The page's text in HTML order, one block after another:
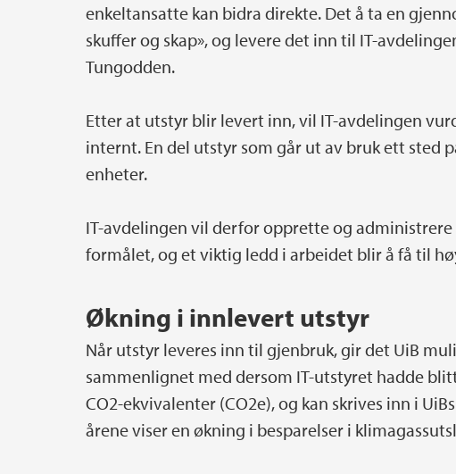
enkeltansatte kan bidra direkte. Det å ta en
skuffer og skap», og levere det inn til IT-
Tungodden.
Etter at utstyr blir levert inn, vil IT-avdelingen
internt. En del utstyr som går ut av bruk ett sted
enheter.
IT-avdelingen vil derfor opprette og
formålet, og et viktig ledd i arbeidet blir å få til
Økning i innlevert utstyr
Når utstyr leveres inn til gjenbruk, gir det UiB
sammenlignet med dersom IT-utstyret hadde
CO2-ekvivalenter (CO2e), og kan skrives inn i
årene viser en økning i besparelser i